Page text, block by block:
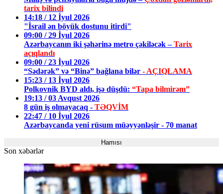
tarix bilindi
14:18 / 12 İyul 2026
"İsrail ən böyük dostunu itirdi"
09:00 / 29 İyul 2026
Azərbaycanın iki şəhərinə metro çəkiləcək –Tarix
açıqlandı
09:00 / 23 İyul 2026
“Sədərək” və “Binə” bağlana bilər - AÇIQLAMA
15:23 / 13 İyul 2026
Polkovnik BYD aldı, işə düşdü: “Tapa bilmirəm”
19:13 / 03 Avqust 2026
8 gün iş olmayacaq - TƏQVİM
22:47 / 10 İyul 2026
Azərbaycanda yeni rüsum müəyyənləşir - 70 manat
Hamısı
Son xəbərlər